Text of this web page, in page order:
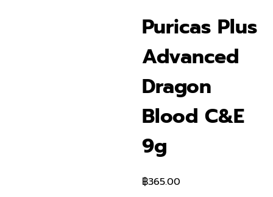
Puricas Plus
Advanced
Dragon
Blood C&E
9g
฿365.00